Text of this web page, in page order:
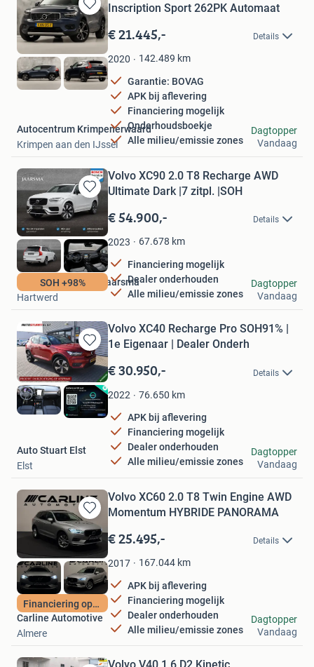
Bewaren
in
Mijn
Favorieten
Inscription Sport 262PK Automaat
€ 21.445,- Details
2020 142.489 km
Garantie: BOVAG
APK bij aflevering
Financiering mogelijk
Onderhoudsboekje
Alle milieu/emissie zones
Autocentrum Krimpenerwaard
Krimpen aan den IJssel
Dagtopper
Vandaag
Bewaren
in
Mijn
Favorieten
SOH +98%
Volvo XC90 2.0 T8 Recharge AWD
Ultimate Dark |7 zitpl. |SOH
€ 54.900,- Details
2023 67.678 km
Financiering mogelijk
Dealer onderhouden
Alle milieu/emissie zones
Automobielbedrijf Jaarsma
Hartwerd
Dagtopper
Vandaag
Bewaren
in
Mijn
Favorieten
Volvo XC40 Recharge Pro SOH91% |
1e Eigenaar | Dealer Onderh
€ 30.950,- Details
2022 76.650 km
APK bij aflevering
Financiering mogelijk
Dealer onderhouden
Alle milieu/emissie zones
Auto Stuart Elst
Elst
Dagtopper
Vandaag
Bewaren
in
Mijn
Favorieten
Financiering optie
Volvo XC60 2.0 T8 Twin Engine AWD
Momentum HYBRIDE PANORAMA
€ 25.495,- Details
2017 167.044 km
APK bij aflevering
Financiering mogelijk
Dealer onderhouden
Alle milieu/emissie zones
Carline Automotive
Almere
Dagtopper
Vandaag